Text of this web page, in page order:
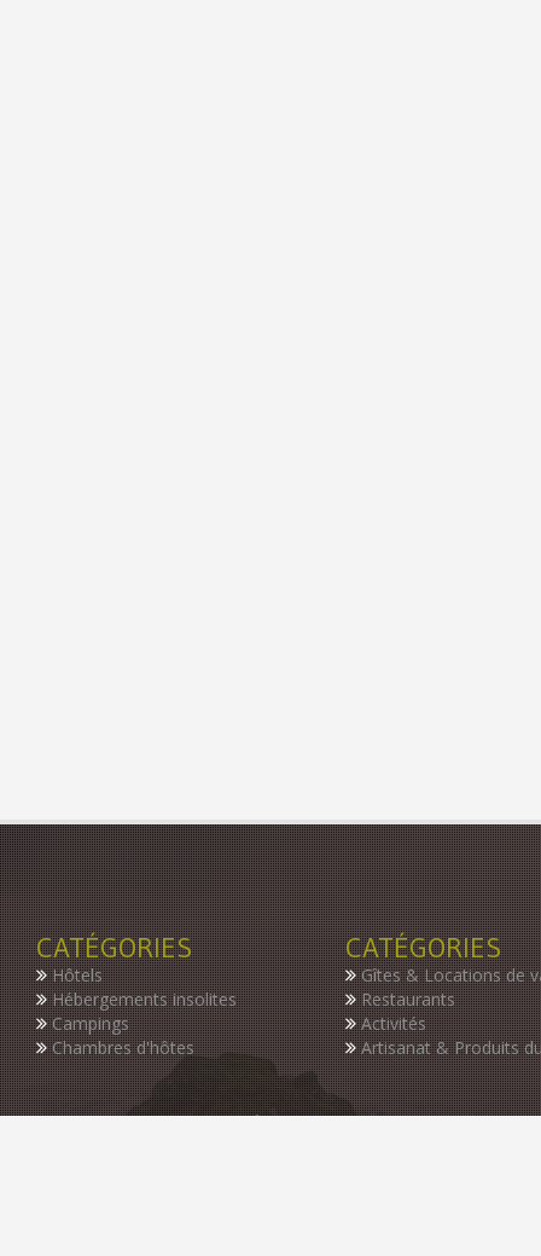
CATÉGORIES
Hôtels
Hébergements insolites
Campings
Chambres d'hôtes
CATÉGORIES
Gîtes & Locations de
Restaurants
Activités
Artisanat & Produits